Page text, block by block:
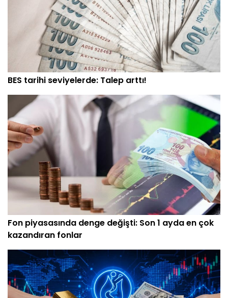
BES tarihi seviyelerde: Talep arttı!
Fon piyasasında denge değişti: Son 1 ayda en çok
kazandıran fonlar